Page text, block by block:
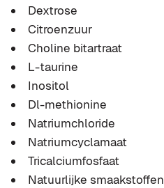
Dextrose
Citroenzuur
Choline bitartraat
L-taurine
Inositol
Dl-methionine
Natriumchloride
Natriumcyclamaat
Tricalciumfosfaat
Natuurlijke smaakstoffen